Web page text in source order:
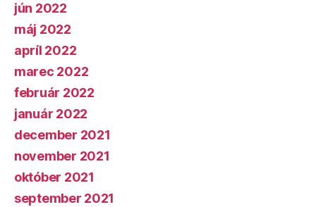
jún 2022
máj 2022
apríl 2022
marec 2022
február 2022
január 2022
december 2021
november 2021
október 2021
september 2021